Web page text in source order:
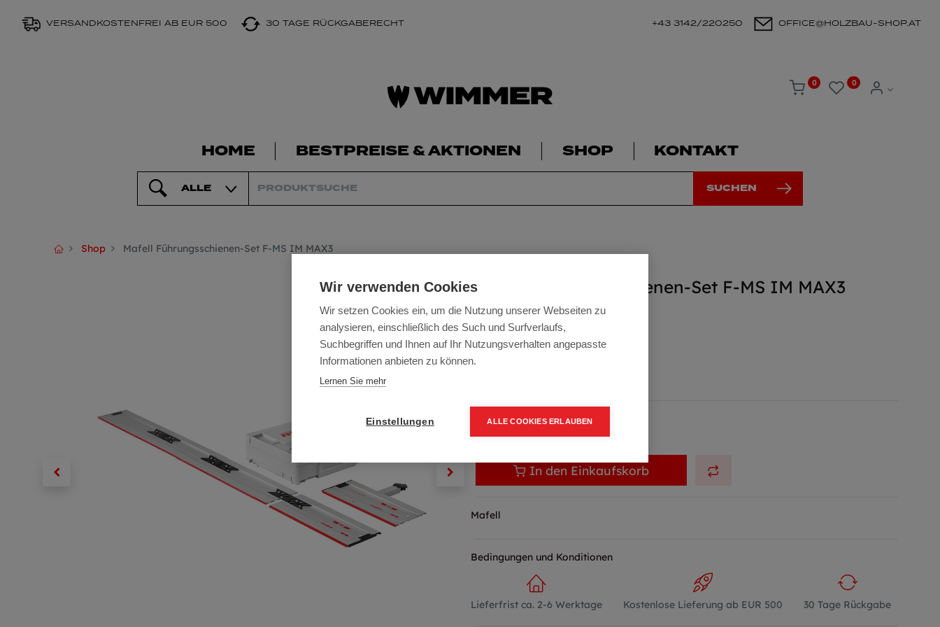
VERSANDKOSTENFREI AB EUR 500 30 TAGE RÜCKGABERECHT +43 3142/220250 OFFICE@HOLZBAU-SHOP.AT
0 0
HOME BESTPREISE & AKTIONEN SHOP KONTAKT
ALLE SUCHEN
Shop Mafell Führungsschienen-Set F-MS IM MAX3
Mafell Führungsschienen-Set F-MS IM MAX3
Artikelnummer:213000
199,00€
In den Einkaufskorb
Mafell
Bedingungen und Konditionen
Lieferfrist ca. 2-6 Werktage Kostenlose Lieferung ab EUR 500 30 Tage Rückgabe
Wir verwenden Cookies
Wir setzen Cookies ein, um die Nutzung unserer Webseiten zu
analysieren, einschließlich des Such und Surfverlaufs,
Suchbegriffen und Ihnen auf Ihr Nutzungsverhalten angepasste
Informationen anbieten zu können.
Lernen Sie mehr
Einstellungen ALLE COOKIES ERLAUBEN